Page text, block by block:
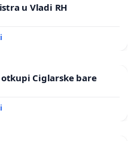
u Vladi RH
Ciglarske bare